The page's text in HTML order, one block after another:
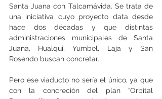
Santa Juana con Talcamávida. Se trata de
una iniciativa cuyo proyecto data desde
hace dos décadas y que distintas
administraciones municipales de Santa
Juana, Hualqui, Yumbel, Laja y San
Rosendo buscan concretar.
Pero ese viaducto no sería el único, ya que
con la concreción del plan “Orbital